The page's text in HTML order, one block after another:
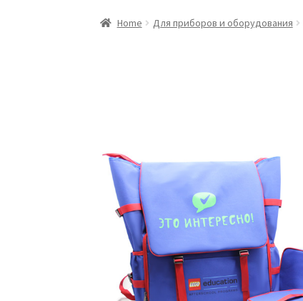
Home Для приборов и оборудования